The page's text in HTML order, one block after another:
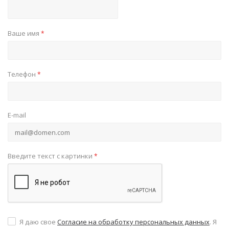
Ваше имя *
Телефон *
E-mail
Введите текст с картинки *
Я даю свое Согласие на обработку персональных данных. Я